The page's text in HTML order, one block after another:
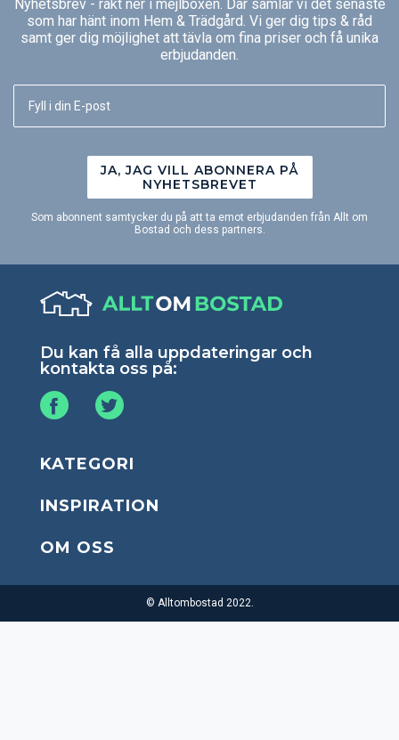
Nyhetsbrev - rakt ner i mejlboxen. Där samlar vi det senaste
som har hänt inom Hem & Trädgård. Vi ger dig tips & råd
samt ger dig möjlighet att tävla om fina priser och få unika
erbjudanden.
JA, JAG VILL ABONNERA PÅ
NYHETSBREVET
Som abonnent samtycker du på att ta emot erbjudanden från Allt om
Bostad och dess partners.
Du kan få alla uppdateringar och
kontakta oss på:
KATEGORI
INSPIRATION
OM OSS
© Alltombostad 2022.